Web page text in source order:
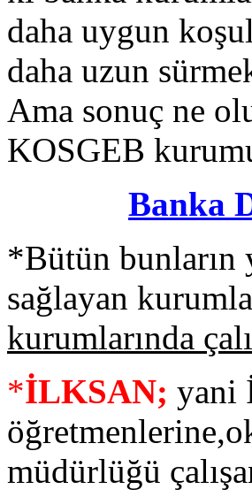
daha uygun
daha uzun
Ama sonuç ne
KOSGEB
Banka
*Bütün bunların
sağlayan
kurumlarında
*İLKSAN; yani
müdürlüğü